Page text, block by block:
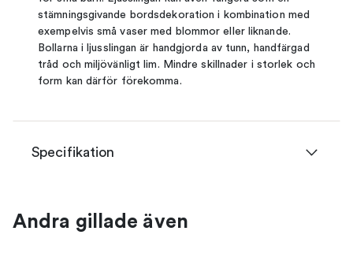
stämningsgivande bordsdekoration i kombination med
exempelvis små vaser med blommor eller liknande.
Bollarna i ljusslingan är handgjorda av tunn, handfärgad
tråd och miljövänligt lim. Mindre skillnader i storlek och
form kan därför förekomma.
Specifikation
Andra gillade även